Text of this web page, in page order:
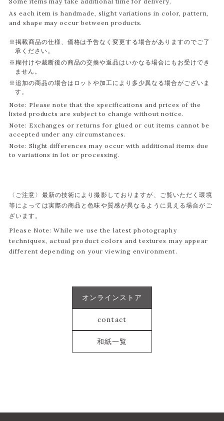
As each item is handmade, slight variations in color, pattern,
and shape may occur between products.
※掲載商品の仕様、価格は予告なく変更する場合がありますのでご了
承ください。
※糊付けや裁断後の商品の交換や返品はいかなる場合にもお受けでき
ません。
※追加の商品の場合はロットや加工により多少異なる場合がございま
す。
Note: Please note that the specifications and prices of the
listed products are subject to change without notice.
Note: Exchanges or returns for glued or cut items cannot be
accepted under any circumstances.
Note: Slight differences may occur with additional items due
to variations in lot or processing.
〈ご注意〉最新の技術により撮影しておりますが、ご覧いただく環境
等によっては実際の商品と色味や質感が異なるように見える場合がご
ざいます。
Please Note: While we use the latest photography
techniques, actual product colors and textures may appear
different depending on your viewing environment.
和紙一覧
オンラインストア
contact